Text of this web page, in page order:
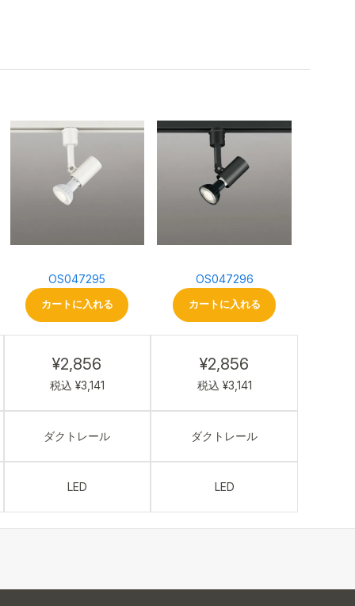
OS047295
カートに入れる
¥2,856
税込 ¥3,141
ダクトレール
LED
OS047296
カートに入れる
¥2,856
税込 ¥3,141
ダクトレール
LED